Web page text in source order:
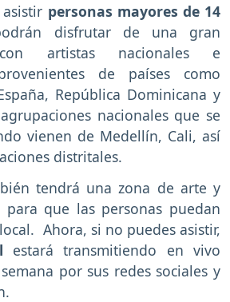
personas mayores de 14
disfrutar de una gran
con artistas nacionales e
de países como
República Dominicana y
nacionales que se
vienen de Medellín, Cali, así
distritales.
tendrá una zona de arte y
para que las personas puedan
Ahora, si no puedes asistir,
estará transmitiendo en vivo
por sus redes sociales y